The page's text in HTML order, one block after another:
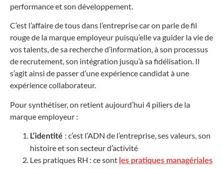
performance et son développement.
C’est l’affaire de tous dans l’entreprise car on parle de fil
rouge de la marque employeur puisqu’elle va guider la vie de
vos talents, de sa recherche d’information, à son processus
de recrutement, son intégration jusqu’à sa fidélisation. Il
s’agit ainsi de passer d’une expérience candidat à une
expérience collaborateur.
Pour synthétiser, on retient aujourd’hui 4 piliers de la
marque employeur :
L’identité : c’est l’ADN de l’entreprise, ses valeurs, son
histoire et son secteur d’activité
Les pratiques RH : ce sont les pratiques managériales